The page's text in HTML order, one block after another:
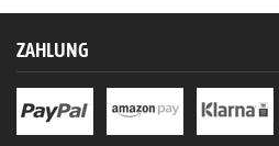
ZAHLUNG